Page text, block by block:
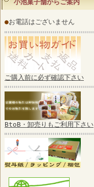
小池菓子舗からご案内
●お電話はございません
ご購入前に必ず確認下さい
BtoB・卸売りもご利用下さい